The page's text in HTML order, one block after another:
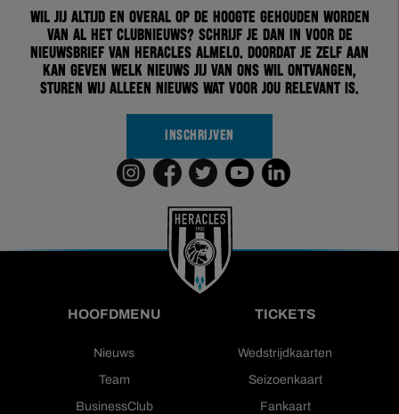
Wil jij altijd en overal op de hoogte gehouden worden
van al het clubnieuws? Schrijf je dan in voor de
nieuwsbrief van Heracles Almelo. Doordat je zelf aan
kan geven welk nieuws jij van ons wil ontvangen,
sturen wij alleen nieuws wat voor jou relevant is.
INSCHRIJVEN
HOOFDMENU
Nieuws
Team
BusinessClub
TICKETS
Wedstrijdkaarten
Seizoenkaart
Fankaart